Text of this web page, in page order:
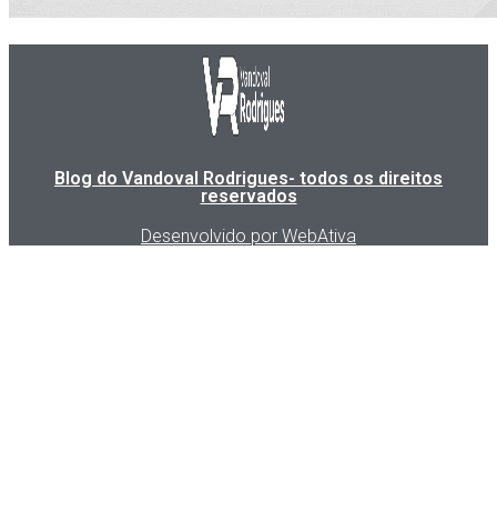
Blog do Vandoval Rodrigues- todos os direitos
reservados
Desenvolvido por WebAtiva